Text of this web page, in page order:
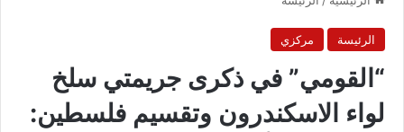
الرئيسة مركزي
“القومي” في ذكرى جريمتي سلخ
لواء الاسكندرون وتقسيم فلسطين: